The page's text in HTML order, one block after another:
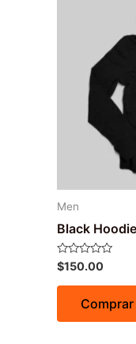
Men
Black Hoodie
Avaliação
0
de
$150.00
Comprar